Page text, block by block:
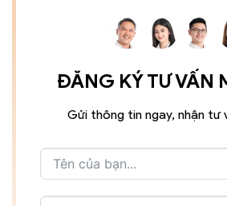
ĐĂNG KÝ TƯ VẤN
Gửi thông tin ngay, nhận tư